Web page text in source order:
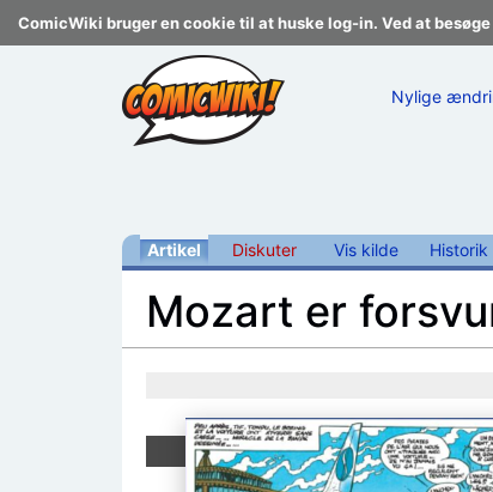
ComicWiki bruger en cookie til at huske log-in. Ved at
Nylige
Artikel Diskuter Vis kilde Historik
Mozart er